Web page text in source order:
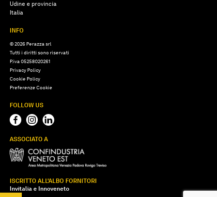
Udine e provincia
Italia
INFO
© 2026 Perazza srl
Tutti i diritti sono riservati
P.iva 05258020261
Privacy Policy
Cookie Policy
Preferenze Cookie
FOLLOW US
ASSOCIATO A
ISCRITTO ALL'ALBO FORNITORI
Invitalia e Innoveneto